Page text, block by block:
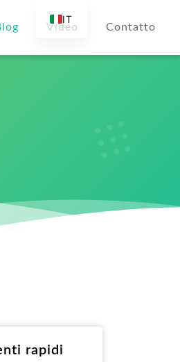
Video Contatto
rapidi
IT
FI